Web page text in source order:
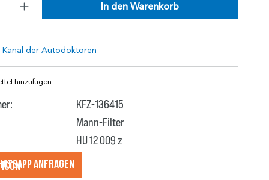
In den Warenkorb
hinzufügen
KFZ-136415
Mann-Filter
HU 12 009 z
anfragеn